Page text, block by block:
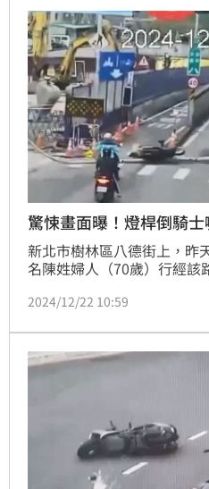
驚悚畫面曝！燈桿倒騎
新北市樹林區八德街上，昨
名陳姓婦人（70歲）行經該
地，造成頭部擦挫傷，新北
局獲報，派線上警力到場處
確切倒塌原因及相關肇責，
清。
2024/12/22 10:59